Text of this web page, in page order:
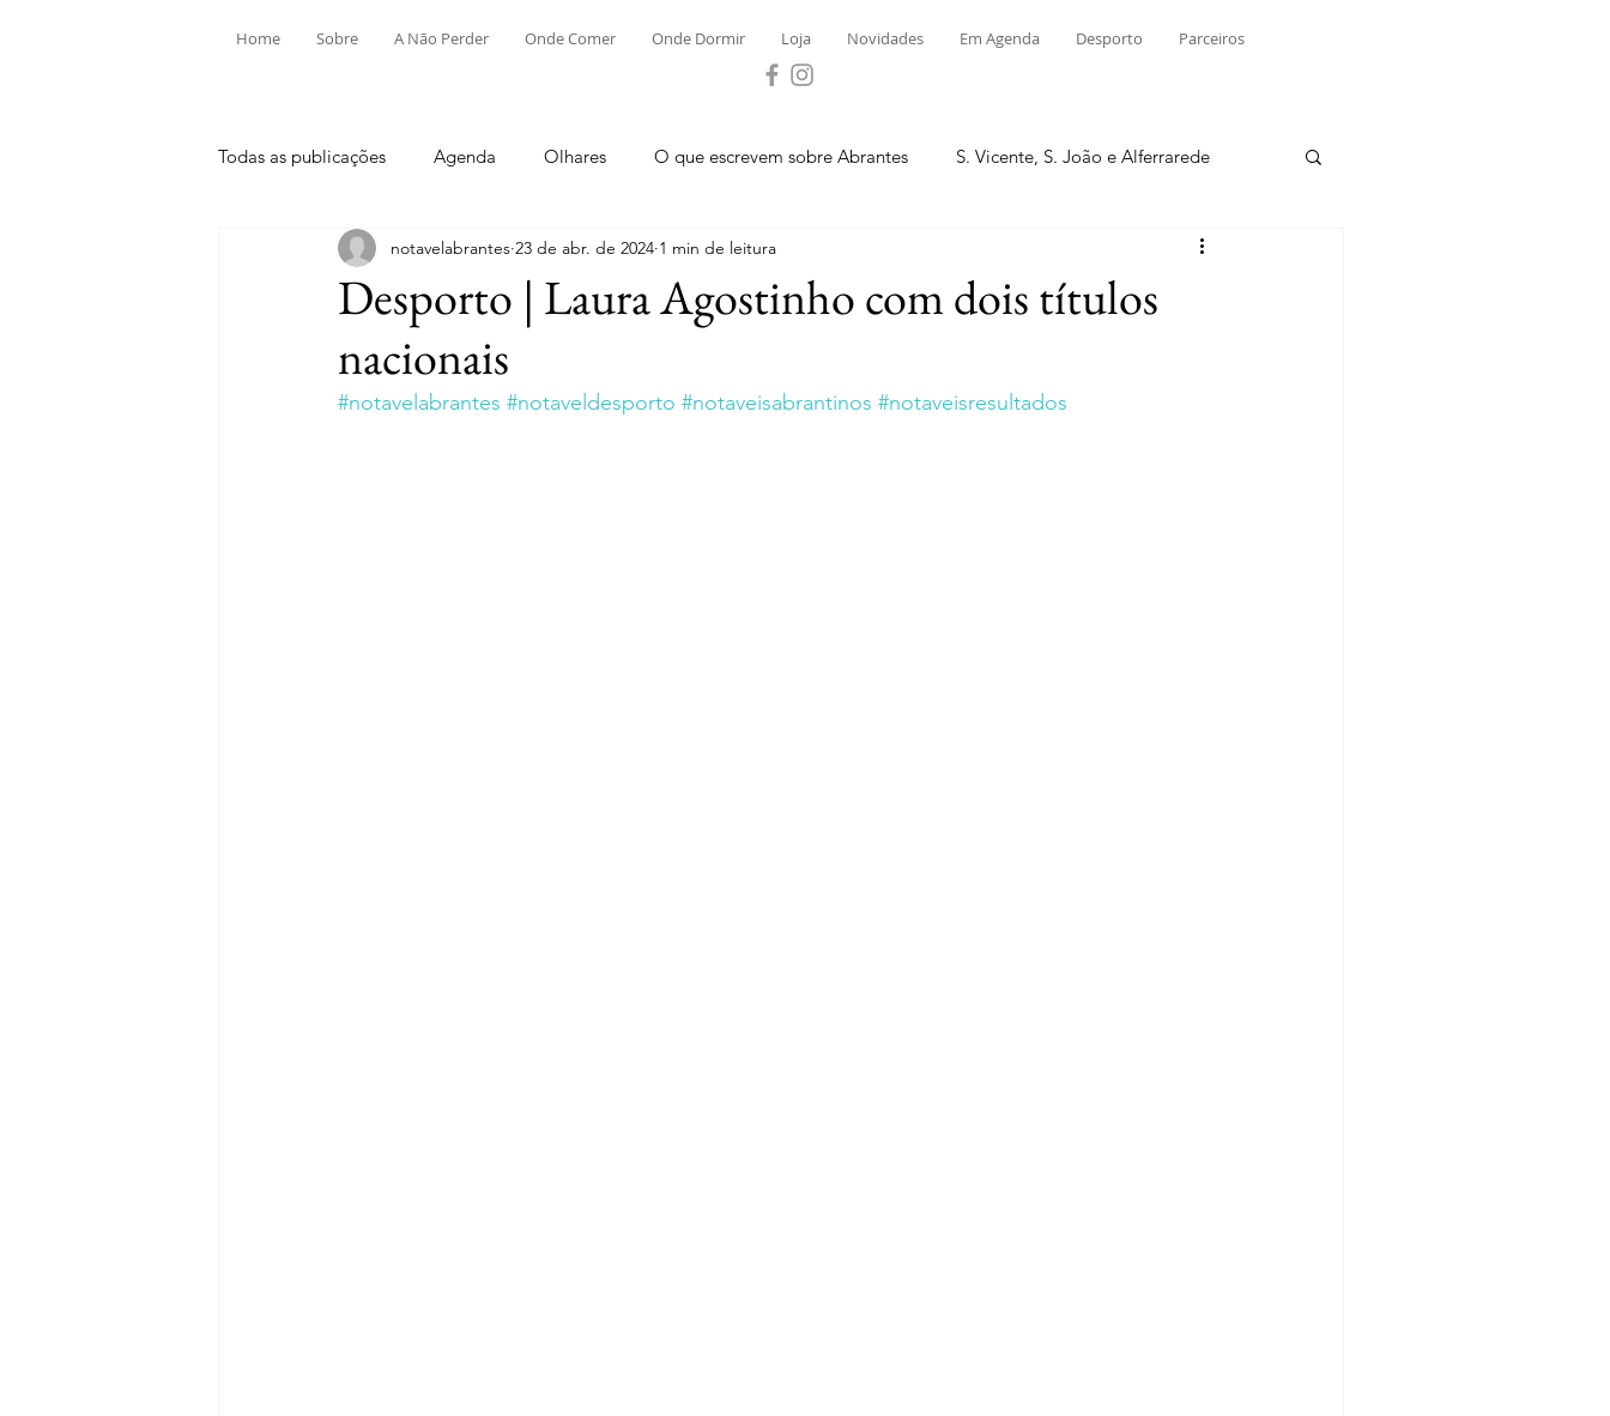
Home Sobre A Não Perder Onde Comer Onde Dormir Loja Novidades Em Agenda Desporto Parceiros
Todas as publicações Agenda Olhares O que escrevem sobre Abrantes S. Vicente, S. João e Alferrarede
Aldeia do Mato e Souto Alvega e Concavada Bemposta
Pego Rio de Moinhos
Desporto | Laura Agostinho com dois títulos
nacionais
notavelabrantes 23 de abr. de 2024 1 min de leitura
#notavelabrantes #notaveldesporto #notaveisabrantinos #notaveisresultados